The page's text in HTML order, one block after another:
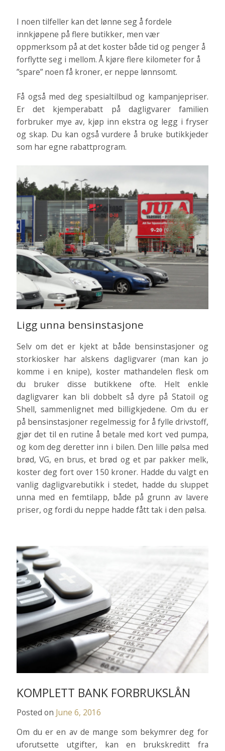
I noen tilfeller kan det lønne seg å fordele
innkjøpene på flere butikker, men vær
oppmerksom på at det koster både tid og penger å
forflytte seg i mellom. Å kjøre flere kilometer for å
”spare” noen få kroner, er neppe lønnsomt.
Få også med deg spesialtilbud og kampanjepriser.
Er det kjemperabatt på dagligvarer familien
forbruker mye av, kjøp inn ekstra og legg i fryser
og skap. Du kan også vurdere å bruke butikkjeder
som har egne rabattprogram.
Ligg unna bensinstasjone
Selv om det er kjekt at både bensinstasjoner og
storkiosker har alskens dagligvarer (man kan jo
komme i en knipe), koster mathandelen flesk om
du bruker disse butikkene ofte. Helt enkle
dagligvarer kan bli dobbelt så dyre på Statoil og
Shell, sammenlignet med billigkjedene. Om du er
på bensinstasjoner regelmessig for å fylle drivstoff,
gjør det til en rutine å betale med kort ved pumpa,
og kom deg deretter inn i bilen. Den lille pølsa med
brød, VG, en brus, et brød og et par pakker melk,
koster deg fort over 150 kroner. Hadde du valgt en
vanlig dagligvarebutikk i stedet, hadde du sluppet
unna med en femtilapp, både på grunn av lavere
priser, og fordi du neppe hadde fått tak i den pølsa.
KOMPLETT BANK FORBRUKSLÅN
Posted on June 6, 2016
Om du er en av de mange som bekymrer deg for
uforutsette utgifter, kan en brukskreditt fra